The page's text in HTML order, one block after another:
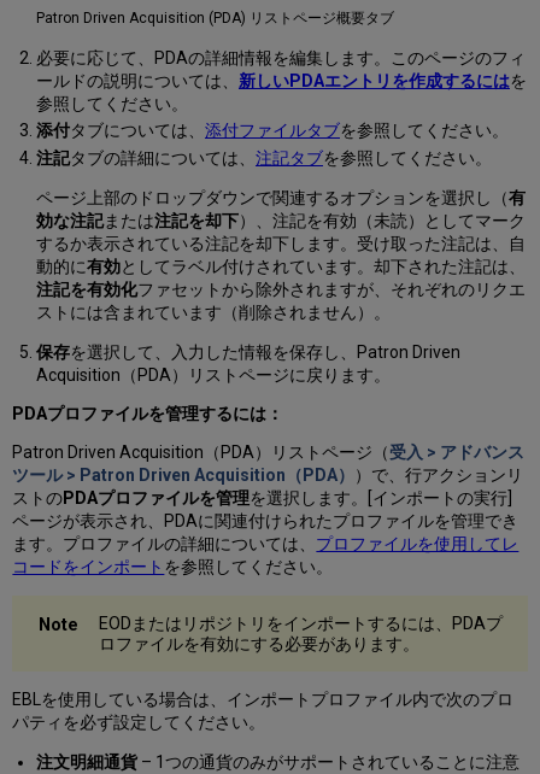
Patron Driven Acquisition (PDA) リストページ概要タブ
必要に応じて、PDAの詳細情報を編集します。このページのフィ
ールドの説明については、 新しいPDAエントリを作成するにはを
参照してください。
添付タブについては、 添付ファイルタブを参照してください。
注記タブの詳細については、 注記タブを参照してください。
ページ上部のドロップダウンで関連するオプションを選択し（有
効な注記または注記を却下）、注記を有効（未読）としてマーク
するか表示されている注記を却下します。受け取った注記は、自
動的に有効としてラベル付けされています。却下された注記は、
注記を有効化ファセットから除外されますが、それぞれのリクエ
ストには含まれています（削除されません）。
保存を選択して、入力した情報を保存し、Patron Driven
Acquisition（PDA）リストページに戻ります。
PDAプロファイルを管理するには：
Patron Driven Acquisition（PDA）リストページ（受入 > アドバンス
ツール > Patron Driven Acquisition（PDA）
）で、行アクションリ
ストのPDAプロファイルを管理を選択します。[インポートの実行]
ページが表示され、PDAに関連付けられたプロファイルを管理でき
ます。プロファイルの詳細については、 プロファイルを使用してレ
コードをインポート を参照してください。
EODまたはリポジトリをインポートするには、PDAプ
ロファイルを有効にする必要があります。
EBLを使用している場合は、インポートプロファイル内で次のプロ
パティを必ず設定してください。
注文明細通貨– 1つの通貨のみがサポートされていることに注意